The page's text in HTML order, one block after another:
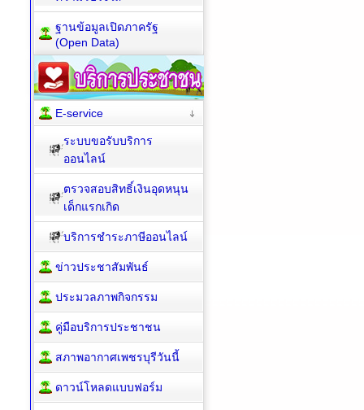
ฐานข้อมูลเปิดภาครัฐ
(Open Data)
E-service
ระบบขอรับบริการ
ออนไลน์
ตรวจสอบสิทธิ์เงินอุดหนุน
เด็กแรกเกิด
บริการชำระภาษีออนไลน์
ข่าวประชาสัมพันธ์
ประมวลภาพกิจกรรม
คู่มือบริการประชาชน
สภาพอากาศเพชรบุรีวันนี้
ดาวน์โหลดแบบฟอร์ม